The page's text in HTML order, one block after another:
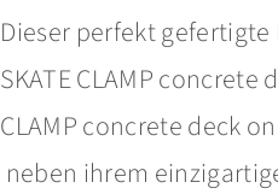
Dieser perfekt
SKATE CLAMP
CLAMP concrete deck
neben ihrem